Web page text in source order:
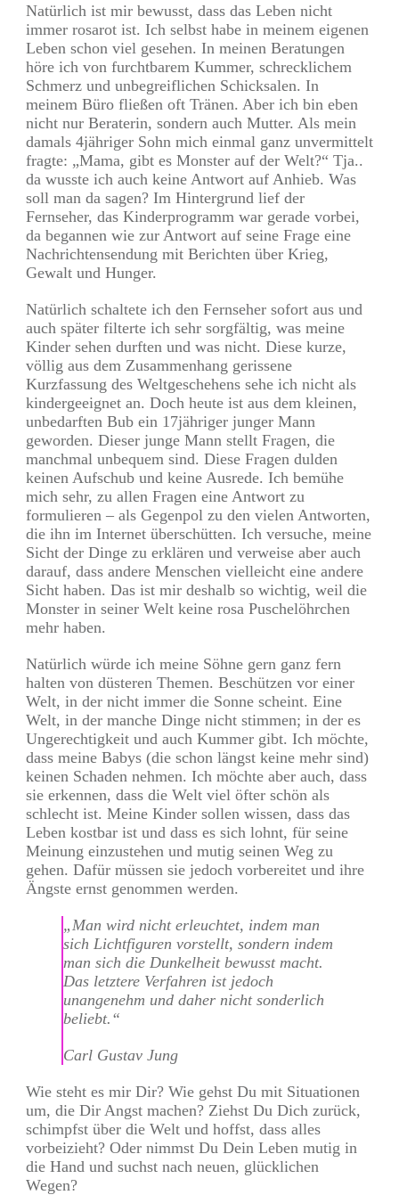
Natürlich ist mir bewusst, dass das Leben nicht
immer rosarot ist. Ich selbst habe in meinem eigenen
Leben schon viel gesehen. In meinen Beratungen
höre ich von furchtbarem Kummer, schrecklichem
Schmerz und unbegreiflichen Schicksalen. In
meinem Büro fließen oft Tränen. Aber ich bin eben
nicht nur Beraterin, sondern auch Mutter. Als mein
damals 4jähriger Sohn mich einmal ganz unvermittelt
fragte: „Mama, gibt es Monster auf der Welt?“ Tja..
da wusste ich auch keine Antwort auf Anhieb. Was
soll man da sagen? Im Hintergrund lief der
Fernseher, das Kinderprogramm war gerade vorbei,
da begannen wie zur Antwort auf seine Frage eine
Nachrichtensendung mit Berichten über Krieg,
Gewalt und Hunger.
Natürlich schaltete ich den Fernseher sofort aus und
auch später filterte ich sehr sorgfältig, was meine
Kinder sehen durften und was nicht. Diese kurze,
völlig aus dem Zusammenhang gerissene
Kurzfassung des Weltgeschehens sehe ich nicht als
kindergeeignet an. Doch heute ist aus dem kleinen,
unbedarften Bub ein 17jähriger junger Mann
geworden. Dieser junge Mann stellt Fragen, die
manchmal unbequem sind. Diese Fragen dulden
keinen Aufschub und keine Ausrede. Ich bemühe
mich sehr, zu allen Fragen eine Antwort zu
formulieren – als Gegenpol zu den vielen Antworten,
die ihn im Internet überschütten. Ich versuche, meine
Sicht der Dinge zu erklären und verweise aber auch
darauf, dass andere Menschen vielleicht eine andere
Sicht haben. Das ist mir deshalb so wichtig, weil die
Monster in seiner Welt keine rosa Puschelöhrchen
mehr haben.
Natürlich würde ich meine Söhne gern ganz fern
halten von düsteren Themen. Beschützen vor einer
Welt, in der nicht immer die Sonne scheint. Eine
Welt, in der manche Dinge nicht stimmen; in der es
Ungerechtigkeit und auch Kummer gibt. Ich möchte,
dass meine Babys (die schon längst keine mehr sind)
keinen Schaden nehmen. Ich möchte aber auch, dass
sie erkennen, dass die Welt viel öfter schön als
schlecht ist. Meine Kinder sollen wissen, dass das
Leben kostbar ist und dass es sich lohnt, für seine
Meinung einzustehen und mutig seinen Weg zu
gehen. Dafür müssen sie jedoch vorbereitet und ihre
Ängste ernst genommen werden.
„Man wird nicht erleuchtet, indem man
sich Lichtfiguren vorstellt, sondern indem
man sich die Dunkelheit bewusst macht.
Das letztere Verfahren ist jedoch
unangenehm und daher nicht sonderlich
beliebt.“
Carl Gustav Jung
Wie steht es mir Dir? Wie gehst Du mit Situationen
um, die Dir Angst machen? Ziehst Du Dich zurück,
schimpfst über die Welt und hoffst, dass alles
vorbeizieht? Oder nimmst Du Dein Leben mutig in
die Hand und suchst nach neuen, glücklichen
Wegen?